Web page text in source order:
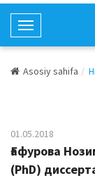
T
o
g
N
a
v
Asosiy sahifa
01.05.2018
Ғафурова
(PhD)